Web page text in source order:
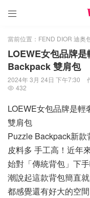

當前位置： FEND DIOR 迪奥
LOEWE女包品牌
Backpack 雙肩包
2024年 3月 24日 下午7:30
 432
LOEWE女包品牌是
雙肩包
Puzzle Backpack新
皮料多 手工高！近年
始對「傳統背包」下
潮說起這款背包簡直
都感覺還有好大的空